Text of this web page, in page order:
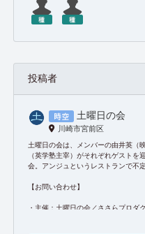
投稿者
土曜日の会
川崎市宮前区
土曜日の会は、メンバーの由井英（
（英学塾主宰）がそれぞれゲストを
会。アンジュというレストランで不
【お問い合わせ】
・主催：土曜日の会／ささらプロダ